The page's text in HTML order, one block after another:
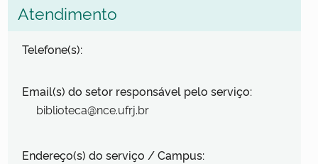
Atendimento
Telefone(s):
Email(s) do setor responsável pelo serviço:
biblioteca@nce.ufrj.br
Endereço(s) do serviço / Campus: